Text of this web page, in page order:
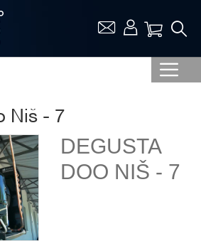
Vaša
Niš - 7
DEGUSTA
DOO NIŠ - 7